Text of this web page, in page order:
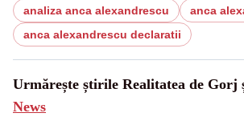
analiza anca alexandrescu
anca
anca alexandrescu declaratii
Urmărește știrile Realitatea de Gorj
News